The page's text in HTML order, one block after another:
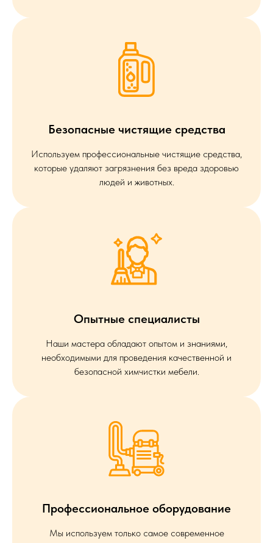
Безопасные чистящие средства
Используем профессиональные чистящие средства,
которые удаляют загрязнения без вреда здоровью
людей и животных.
Опытные специалисты
Наши мастера обладают опытом и знаниями,
необходимыми для проведения качественной и
безопасной химчистки мебели.
Профессиональное оборудование
Мы используем только самое современное